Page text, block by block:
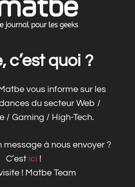
c’est quoi ?
vous informe sur les
du secteur Web /
/ Gaming / High-Tech.
message à nous envoyer ?
C’est ici !
! Matbe Team